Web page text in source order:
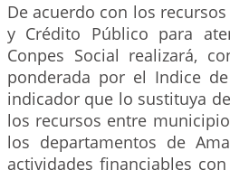
De acuerdo con los
y Crédito Público para
Conpes Social realizará,
ponderada por el Indice
indicador que lo sustituya
los recursos entre
los departamentos de
actividades financiables